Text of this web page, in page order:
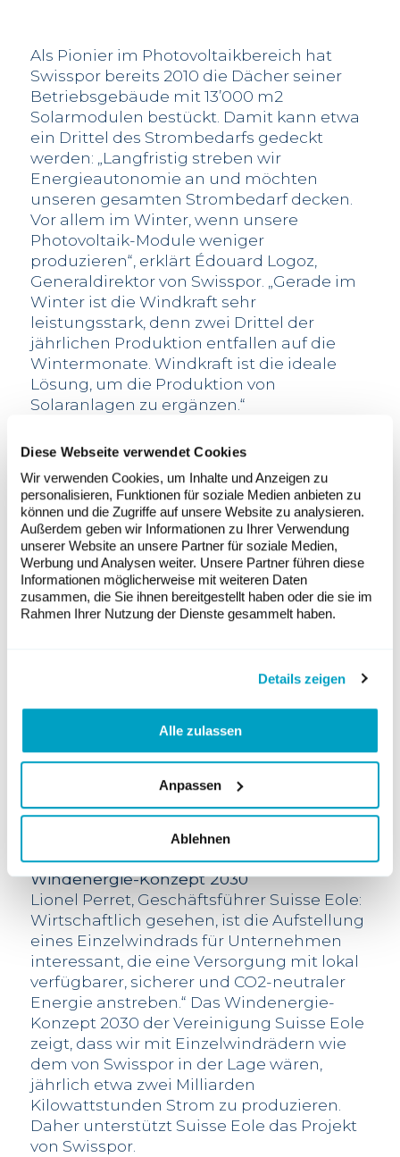
Diese Webseite verwendet Cookies
Wir verwenden Cookies, um Inhalte und Anzeigen zu
personalisieren, Funktionen für soziale Medien anbieten zu
können und die Zugriffe auf unsere Website zu analysieren.
Außerdem geben wir Informationen zu Ihrer Verwendung
unserer Website an unsere Partner für soziale Medien,
Werbung und Analysen weiter. Unsere Partner führen diese
Informationen möglicherweise mit weiteren Daten
zusammen, die Sie ihnen bereitgestellt haben oder die sie im
Rahmen Ihrer Nutzung der Dienste gesammelt haben.
Details zeigen
Alle zulassen
Anpassen
Ablehnen
Als Pionier im Photovoltaikbereich hat
Swisspor bereits 2010 die Dächer seiner
Betriebsgebäude mit 13’000 m2
Solarmodulen bestückt. Damit kann etwa
ein Drittel des Strombedarfs gedeckt
werden: „Langfristig streben wir
Energieautonomie an und möchten
unseren gesamten Strombedarf decken.
Vor allem im Winter, wenn unsere
Photovoltaik-Module weniger
produzieren“, erklärt Édouard Logoz,
Generaldirektor von Swisspor. „Gerade im
Winter ist die Windkraft sehr
leistungsstark, denn zwei Drittel der
jährlichen Produktion entfallen auf die
Wintermonate. Windkraft ist die ideale
Lösung, um die Produktion von
Solaranlagen zu ergänzen.“
Mit einer Windenergieanlage, die jährlich
etwa fünf Millionen Kilowattstunden
Strom produziert, könnte Swisspor seinen
Strombedarf von sechs Millionen
Kilowattstunden jährlich mit lokal
verfügbarem, grünem und CO2-neutralem
Strom komplett decken. Ein realistisches
Ziel, wenn die Windmessungen, die nach
Aufstellen des Windmastes für die Dauer
„Als Marktführer haben wir Verantwortung
für die künftigen Generationen. Mit
unseren Spitzentechnologien, unseren
hochwertigen Produkten und Systemen
sowie unserer konsequenten
Recyclingstrategie leisten wir einen
konkreten Beitrag zur Schonung von
Windenergie-Konzept 2030
Lionel Perret, Geschäftsführer Suisse Eole:
Wirtschaftlich gesehen, ist die Aufstellung
eines Einzelwindrads für Unternehmen
interessant, die eine Versorgung mit lokal
verfügbarer, sicherer und CO2-neutraler
Energie anstreben.“ Das Windenergie-
Konzept 2030 der Vereinigung Suisse Eole
zeigt, dass wir mit Einzelwindrädern wie
dem von Swisspor in der Lage wären,
jährlich etwa zwei Milliarden
Kilowattstunden Strom zu produzieren.
Daher unterstützt Suisse Eole das Projekt
von Swisspor.